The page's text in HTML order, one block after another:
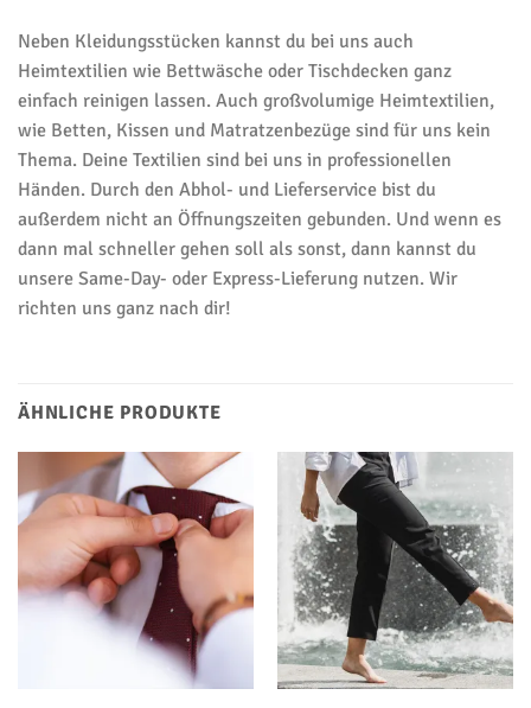
Neben Kleidungsstücken kannst du bei uns auch
Heimtextilien wie Bettwäsche oder Tischdecken ganz
einfach reinigen lassen. Auch großvolumige Heimtextilien,
wie Betten, Kissen und Matratzenbezüge sind für uns kein
Thema. Deine Textilien sind bei uns in professionellen
Händen. Durch den Abhol- und Lieferservice bist du
außerdem nicht an Öffnungszeiten gebunden. Und wenn es
dann mal schneller gehen soll als sonst, dann kannst du
unsere Same-Day- oder Express-Lieferung nutzen. Wir
richten uns ganz nach dir!
ÄHNLICHE PRODUKTE